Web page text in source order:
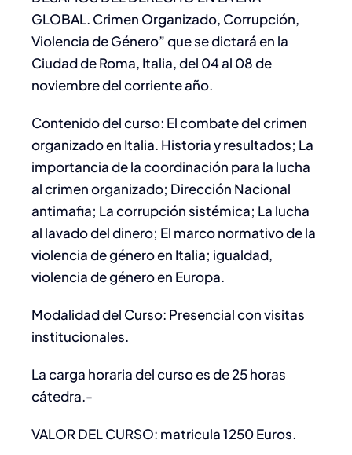
GLOBAL. Crimen Organizado, Corrupción,
Violencia de Género” que se dictará en la
Ciudad de Roma, Italia, del 04 al 08 de
noviembre del corriente año.
Contenido del curso: El combate del crimen
organizado en Italia. Historia y resultados; La
importancia de la coordinación para la lucha
al crimen organizado; Dirección Nacional
antimafia; La corrupción sistémica; La lucha
al lavado del dinero; El marco normativo de la
violencia de género en Italia; igualdad,
violencia de género en Europa.
Modalidad del Curso: Presencial con visitas
institucionales.
La carga horaria del curso es de 25 horas
cátedra.-
VALOR DEL CURSO: matricula 1250 Euros.